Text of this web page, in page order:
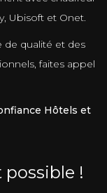
Ubisoft et Onet.
de qualité et des
faites appel
Hôtels et
possible !